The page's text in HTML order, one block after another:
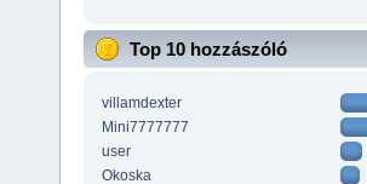
Top 10 hozzászóló
villamdexter
Mini7777777
user
Okoska